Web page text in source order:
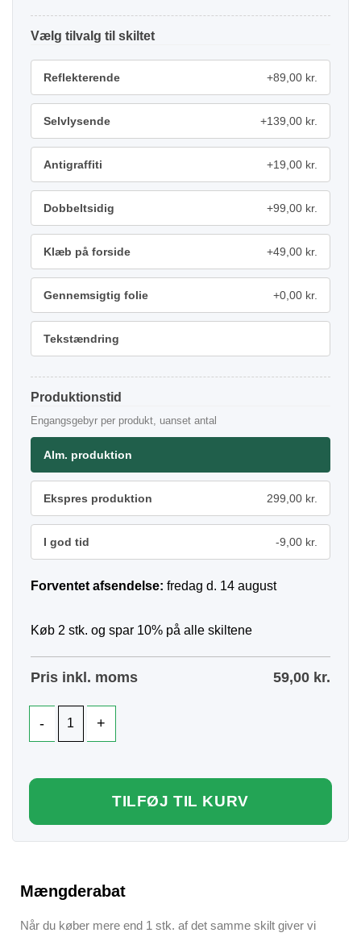
tilvalg
Reflekterende +89,00 kr.
Selvlysende +139,00 kr.
Antigraffiti +19,00 kr.
Dobbeltsidig +99,00 kr.
Klæb på forside +49,00 kr.
Gennemsigtig folie +0,00 kr.
Tekstændring
Produktionstid
Engangsgebyr per produkt, uanset antal
Alm. produktion
Ekspres produktion 299,00 kr.
I god tid -9,00 kr.
Forventet afsendelse: fredag d. 14 august
Køb 2 stk. og spar 10% på alle skiltene
Pris inkl. moms 59,00 kr.
TILFØJ TIL KURV
Mængderabat
Når du køber mere end 1 stk. af det samme skilt giver vi